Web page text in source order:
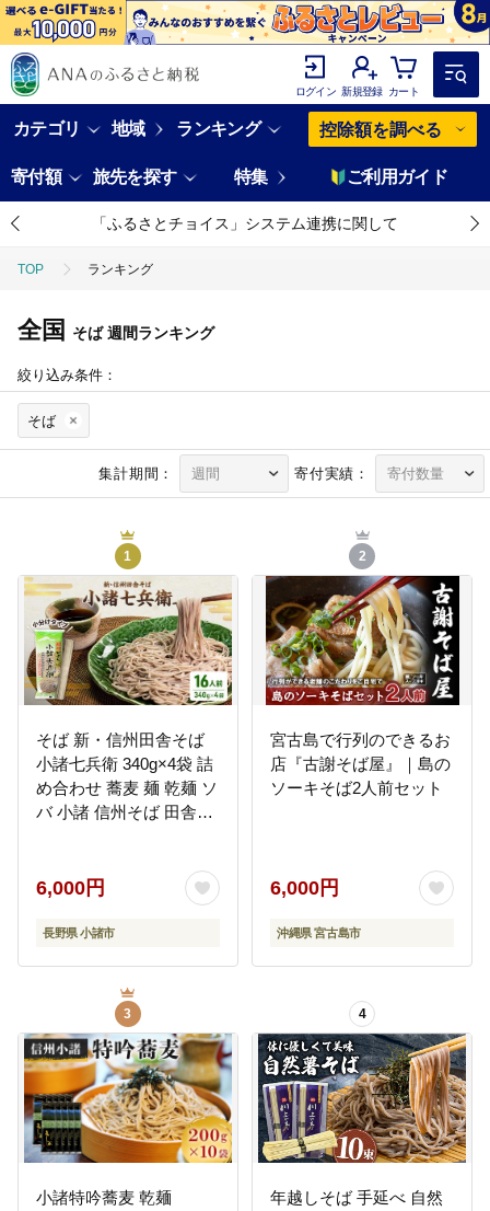
ログイン 新規登録 カート
カテゴリ 地域 ランキング 控除額を調べる
寄付額 旅先を探す 特集 ご利用ガイド
「ふるさとチョイス」システム連携に関して
TOP ランキング
全国 そば週間ランキング
絞り込み条件：
そば
集計期間： 寄付実績：
1
そば 新・信州田舎そば
小諸七兵衛 340g×4袋 詰
め合わせ 蕎麦 麺 乾麺 ソ
バ 小諸 信州そば 田舎そ
6,000円
長野県 小諸市
2
宮古島で行列のできるお
店『古謝そば屋』｜島の
ソーキそば2人前セット
6,000円
沖縄県 宮古島市
3
小諸特吟蕎麦 乾麺
4
年越しそば 手延べ 自然